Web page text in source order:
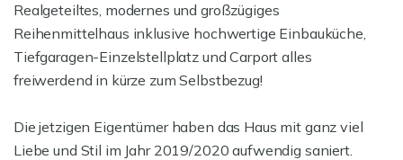
Realgeteiltes, modernes und großzügiges
Reihenmittelhaus inklusive hochwertige Einbauküche,
Tiefgaragen-Einzelstellplatz und Carport alles
freiwerdend in kürze zum Selbstbezug!
Die jetzigen Eigentümer haben das Haus mit ganz viel
Liebe und Stil im Jahr 2019/2020 aufwendig saniert.